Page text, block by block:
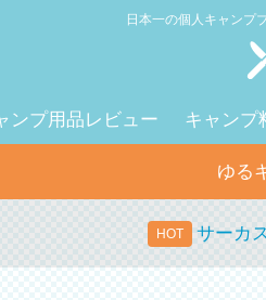
日本一の個人キャンプ
ンプ用品レビュー キャンプ
ゆる
サーカ